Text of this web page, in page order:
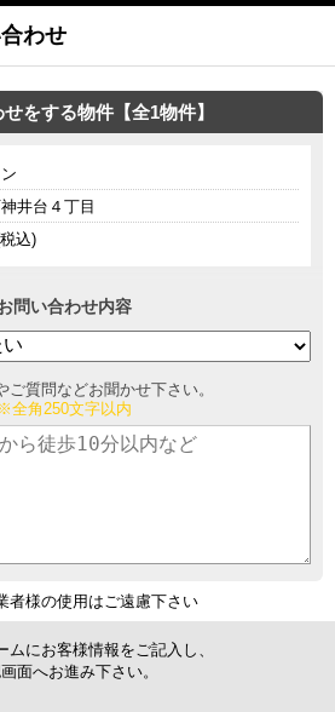
わせ
をする物件【全1物件】
井台４丁目
込)
問い合わせ内容
ご質問などお聞かせ下さい。
※全角250文字以内
者様の使用はご遠慮下さい
ムにお客様情報をご記入し、
面へお進み下さい。